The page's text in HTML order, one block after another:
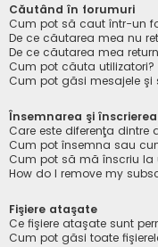
Căutând în forumuri
Cum pot să caut într-un
De ce căutarea mea nu
De ce căutarea mea
Cum pot căuta utilizatori?
Cum pot găsi mesajele şi
Însemnarea şi
Care este diferenţa dintre
Cum pot însemna sau
Cum pot să mă înscriu la
How do I remove my
Fişiere ataşate
Ce fişiere ataşate sunt
Cum pot găsi toate